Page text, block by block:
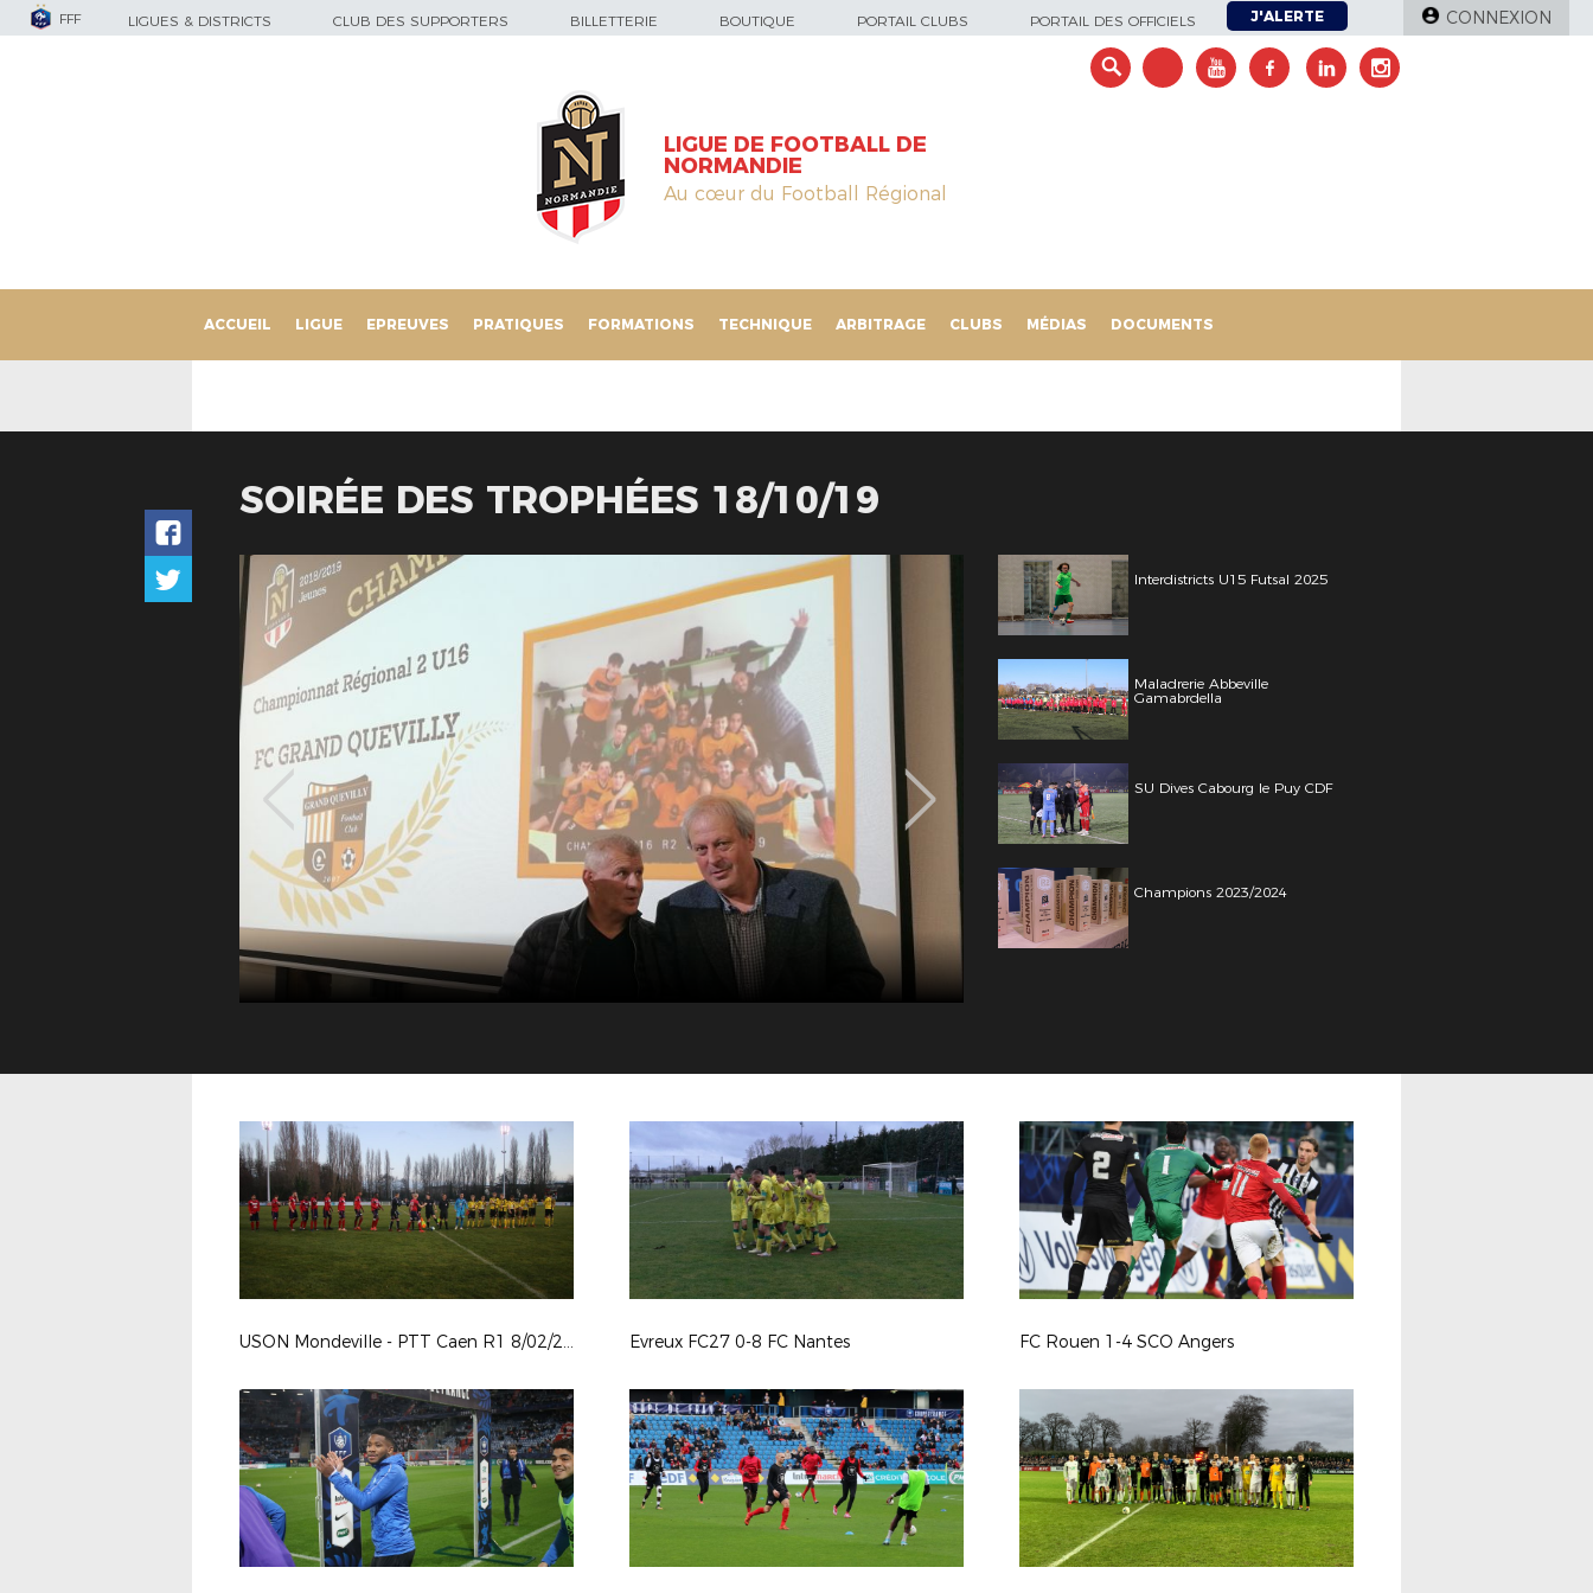
FFF LIGUES & DISTRICTS CLUB DES SUPPORTERS BILLETTERIE BOUTIQUE PORTAIL CLUBS PORTAIL DES OFFICIELS J'ALERTE CONNEXION
LIGUE DE FOOTBALL DE
NORMANDIE
Au cœur du Football Régional
ACCUEIL LIGUE EPREUVES PRATIQUES FORMATIONS TECHNIQUE ARBITRAGE CLUBS MÉDIAS DOCUMENTS
SOIRÉE DES TROPHÉES 18/10/19
Interdistricts U15 Futsal 2025
Maladrerie Abbeville
Gamabrdella
SU Dives Cabourg le Puy CDF
Champions 2023/2024
USON Mondeville - PTT Caen R1 8/02/2020 Evreux FC27 0-8 FC Nantes FC Rouen 1-4 SCO Angers